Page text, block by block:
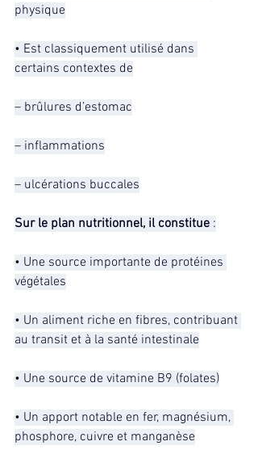
physique
• Est classiquement utilisé dans
certains contextes de
– brûlures d’estomac
– inflammations
– ulcérations buccales
Sur le plan nutritionnel, il constitue :
• Une source importante de protéines
végétales
• Un aliment riche en fibres, contribuant
au transit et à la santé intestinale
• Une source de vitamine B9 (folates)
• Un apport notable en fer, magnésium,
phosphore, cuivre et manganèse